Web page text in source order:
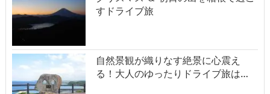
すドライブ旅
自然景観が織りなす絶景に心震え
る！大人のゆったりドライブ旅は…